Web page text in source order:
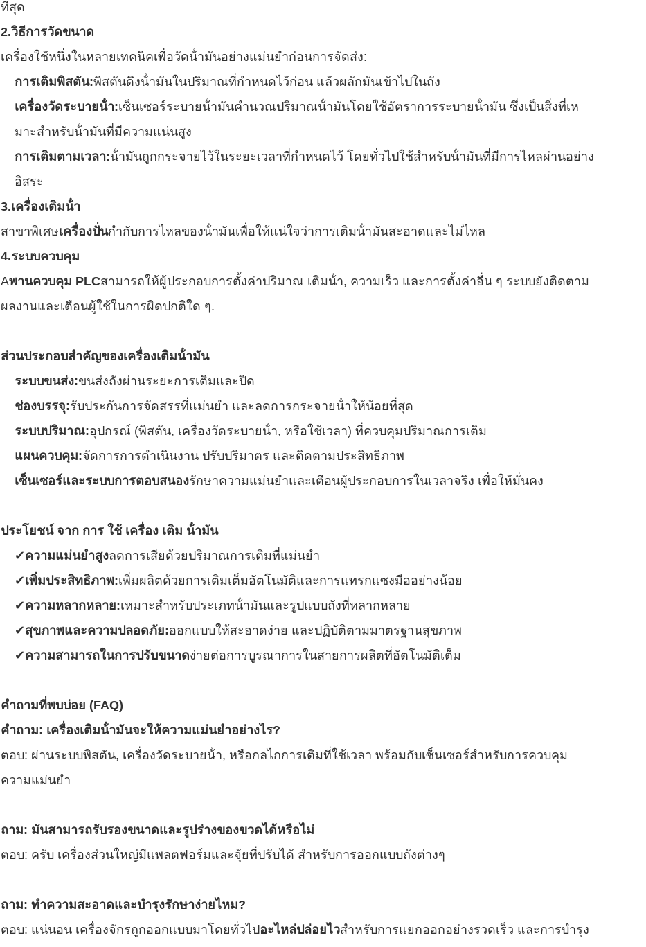
ที่สุด
2.วิธีการวัดขนาด
เครื่องใช้หนึ่งในหลายเทคนิคเพื่อวัดน้ํามันอย่างแม่นยําก่อนการจัดส่ง:
การเติมพิสตัน:พิสตันดึงน้ํามันในปริมาณที่กําหนดไว้ก่อน แล้วผลักมันเข้าไปในถัง
เครื่องวัดระบายน้ํา:เซ็นเซอร์ระบายน้ํามันคํานวณปริมาณน้ํามันโดยใช้อัตราการระบายน้ํามัน ซึ่งเป็นสิ่งที่เห
มาะสําหรับน้ํามันที่มีความแน่นสูง
การเติมตามเวลา:น้ํามันถูกกระจายไว้ในระยะเวลาที่กําหนดไว้ โดยทั่วไปใช้สําหรับน้ํามันที่มีการไหลผ่านอย่าง
อิสระ
3.เครื่องเติมน้ํา
สาขาพิเศษเครื่องปั่นกํากับการไหลของน้ํามันเพื่อให้แน่ใจว่าการเติมน้ํามันสะอาดและไม่ไหล
4.ระบบควบคุม
Aพานควบคุม PLCสามารถให้ผู้ประกอบการตั้งค่าปริมาณ เติมน้ํา, ความเร็ว และการตั้งค่าอื่น ๆ ระบบยังติดตาม
ผลงานและเตือนผู้ใช้ในการผิดปกติใด ๆ.
ส่วนประกอบสําคัญของเครื่องเติมน้ํามัน
ระบบขนส่ง:ขนส่งถังผ่านระยะการเติมและปิด
ช่องบรรจุ:รับประกันการจัดสรรที่แม่นยํา และลดการกระจายน้ําให้น้อยที่สุด
ระบบปริมาณ:อุปกรณ์ (พิสตัน, เครื่องวัดระบายน้ํา, หรือใช้เวลา) ที่ควบคุมปริมาณการเติม
แผนควบคุม:จัดการการดําเนินงาน ปรับปริมาตร และติดตามประสิทธิภาพ
เซ็นเซอร์และระบบการตอบสนองรักษาความแม่นยําและเตือนผู้ประกอบการในเวลาจริง เพื่อให้มั่นคง
ประโยชน์ จาก การ ใช้ เครื่อง เติม น้ํามัน
✔ความแม่นยําสูงลดการเสียด้วยปริมาณการเติมที่แม่นยํา
✔เพิ่มประสิทธิภาพ:เพิ่มผลิตด้วยการเติมเต็มอัตโนมัติและการแทรกแซงมืออย่างน้อย
✔ความหลากหลาย:เหมาะสําหรับประเภทน้ํามันและรูปแบบถังที่หลากหลาย
✔สุขภาพและความปลอดภัย:ออกแบบให้สะอาดง่าย และปฏิบัติตามมาตรฐานสุขภาพ
✔ความสามารถในการปรับขนาดง่ายต่อการบูรณาการในสายการผลิตที่อัตโนมัติเต็ม
คําถามที่พบบ่อย (FAQ)
คําถาม: เครื่องเติมน้ํามันจะให้ความแม่นยําอย่างไร?
ตอบ: ผ่านระบบพิสตัน, เครื่องวัดระบายน้ํา, หรือกลไกการเติมที่ใช้เวลา พร้อมกับเซ็นเซอร์สําหรับการควบคุม
ความแม่นยํา
ถาม: มันสามารถรับรองขนาดและรูปร่างของขวดได้หรือไม่
ตอบ: ครับ เครื่องส่วนใหญ่มีแพลตฟอร์มและจุ้ยที่ปรับได้ สําหรับการออกแบบถังต่างๆ
ถาม: ทําความสะอาดและบํารุงรักษาง่ายไหม?
ตอบ: แน่นอน เครื่องจักรถูกออกแบบมาโดยทั่วไปอะไหล่ปล่อยไวสําหรับการแยกออกอย่างรวดเร็ว และการบํารุง